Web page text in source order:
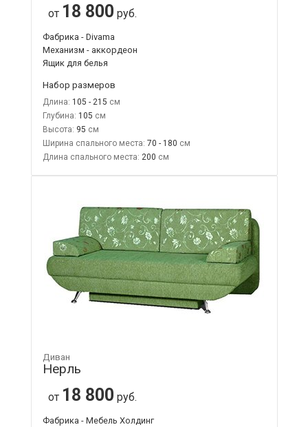
от 18 800 руб.
Фабрика - Divama
Механизм - аккордеон
Ящик для белья
Набор размеров
Длина: 105 - 215
Глубина: 105
Высота: 95
Ширина спального места: 70 - 180
Длина спального места: 200
Диван
Нерль
от 18 800 руб.
Фабрика - Мебель Холдинг